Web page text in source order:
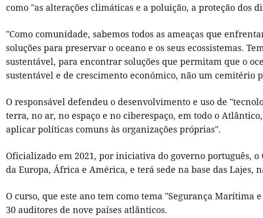
como "as alterações climáticas e a poluição, a proteção dos
"Como comunidade, sabemos todos as ameaças que
soluções para preservar o oceano e os seus ecossistemas.
sustentável, para encontrar soluções que permitam que o
sustentável e de crescimento económico, não um cemitério
O responsável defendeu o desenvolvimento e uso de
terra, no ar, no espaço e no ciberespaço, em todo o
aplicar políticas comuns às organizações próprias".
Oficializado em 2021, por iniciativa do governo português,
da Europa, África e América, e terá sede na base das Lajes,
O curso, que este ano tem como tema "Segurança Marítima
30 auditores de nove países atlânticos.